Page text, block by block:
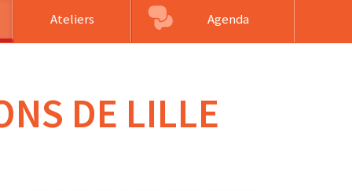
Ateliers Agenda
DE LILLE